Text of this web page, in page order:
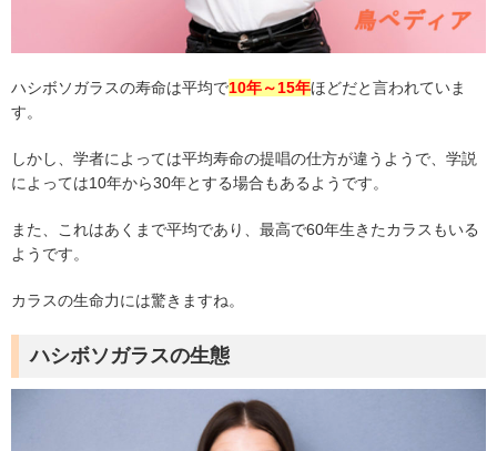
ハシボソガラスの寿命は平均で10年～15年ほどだと言われていま
す。
しかし、学者によっては平均寿命の提唱の仕方が違うようで、学説
によっては10年から30年とする場合もあるようです。
また、これはあくまで平均であり、最高で60年生きたカラスもいる
ようです。
カラスの生命力には驚きますね。
ハシボソガラスの生態